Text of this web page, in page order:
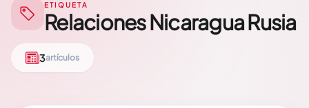
ETIQUETA
Relaciones Nicaragua Rusia
3artículos